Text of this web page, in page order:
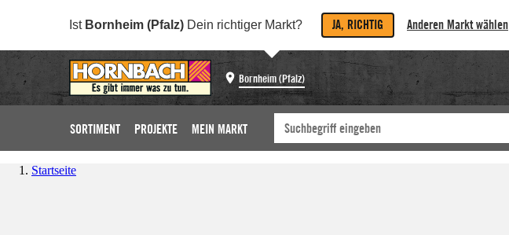
Ist Bornheim (Pfalz) Dein richtiger Markt? JA, RICHTIG Anderen Markt wählen
Bornheim (Pfalz)
SORTIMENT PROJEKTE MEIN MARKT
Startseite